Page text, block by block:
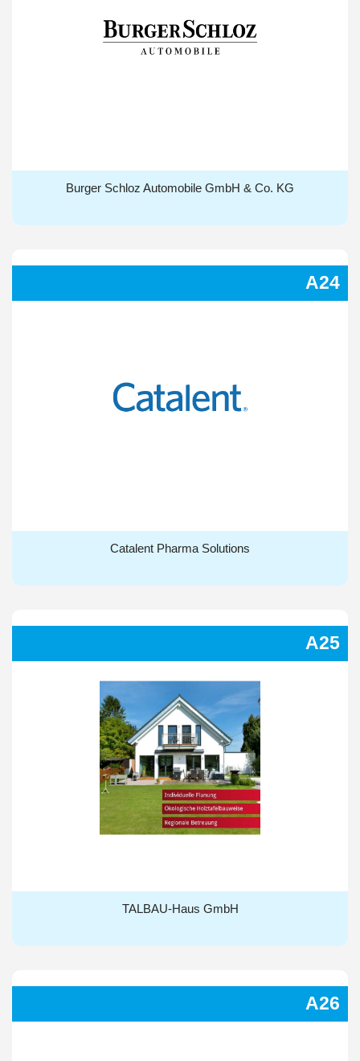
Burger Schloz Automobile GmbH & Co. KG
Burger Schloz Automobile GmbH & Co. KG
A24
Catalent Pharma Solutions
Catalent Pharma Solutions
A25
TALBAU-Haus GmbH
TALBAU-Haus GmbH
A26